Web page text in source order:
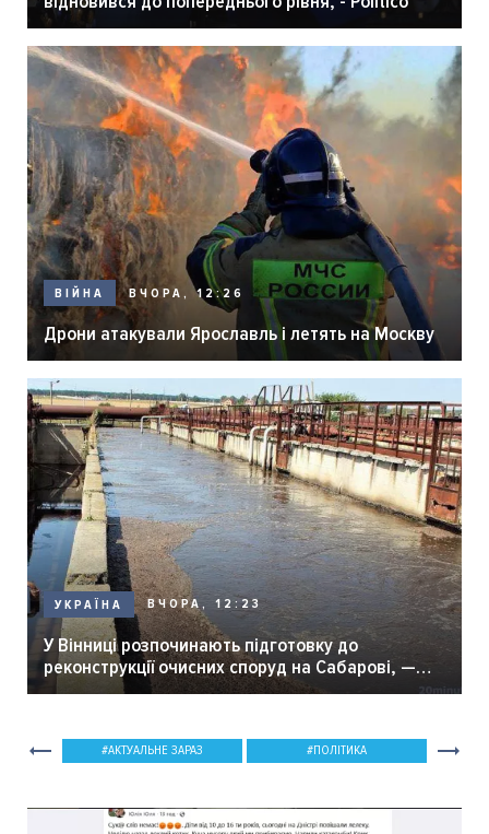
ВІЙНА ВЧОРА, 12:26
Дрони атакували Ярославль і летять на Москву
УКРАЇНА ВЧОРА, 12:23
У Вінниці розпочинають підготовку до
реконструкції очисних споруд на Сабарові, —
мер Вінниці.
АКТУАЛЬНЕ ЗАРАЗ ПОЛІТИКА